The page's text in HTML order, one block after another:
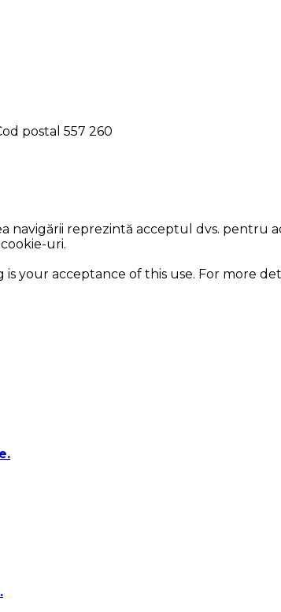
postal 557 260
navigării reprezintă acceptul dvs.
uri.
is your acceptance of this use. For more